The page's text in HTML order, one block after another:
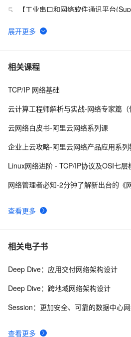
5
【工业串口和网络软件通讯平台
6
TPAMI 2024：计算机视觉中基于图
7 【学习记录】《DeepLearning.ai》
8 深入理解深度学习中的卷积神经网络
助
10网络编程懒人入门(十四)：到底什么
相关课程
查看更多
TCP/IP 网络基础
云计算工程师解析与实战-网络专家篇（
云网络白皮书-阿里云网络系列课
企业上云攻略-阿里云网络产品应用系列
Linux网络进阶 - TCP/IP协议及OSI七层
网络管理者必知-2分钟了解新出台的《
相关电子书
查看更多
Deep Dive：应用交付网络架构设计
Deep Dive：跨地域网络架构设计
Session：更加安全、可靠的数据中心